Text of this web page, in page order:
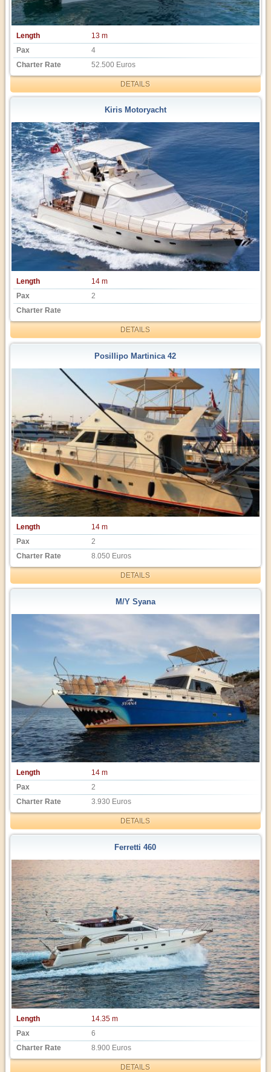
Length
13 m
Pax
4
Charter Rate
52.500 Euros
DETAILS
Kiris Motoryacht
Length
14 m
Pax
2
Charter Rate
DETAILS
Posillipo Martinica 42
Length
14 m
Pax
2
Charter Rate
8.050 Euros
DETAILS
M/Y Syana
Length
14 m
Pax
2
Charter Rate
3.930 Euros
DETAILS
Ferretti 460
Length
14.35 m
Pax
6
Charter Rate
8.900 Euros
DETAILS